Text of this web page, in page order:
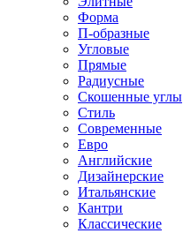
Форма
П-образные
Угловые
Прямые
Радиусные
Скошенные углы
Стиль
Современные
Евро
Английские
Дизайнерские
Итальянские
Кантри
Классические